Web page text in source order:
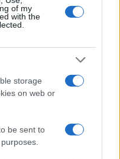
of my
with the
storage
on web or
be sent to